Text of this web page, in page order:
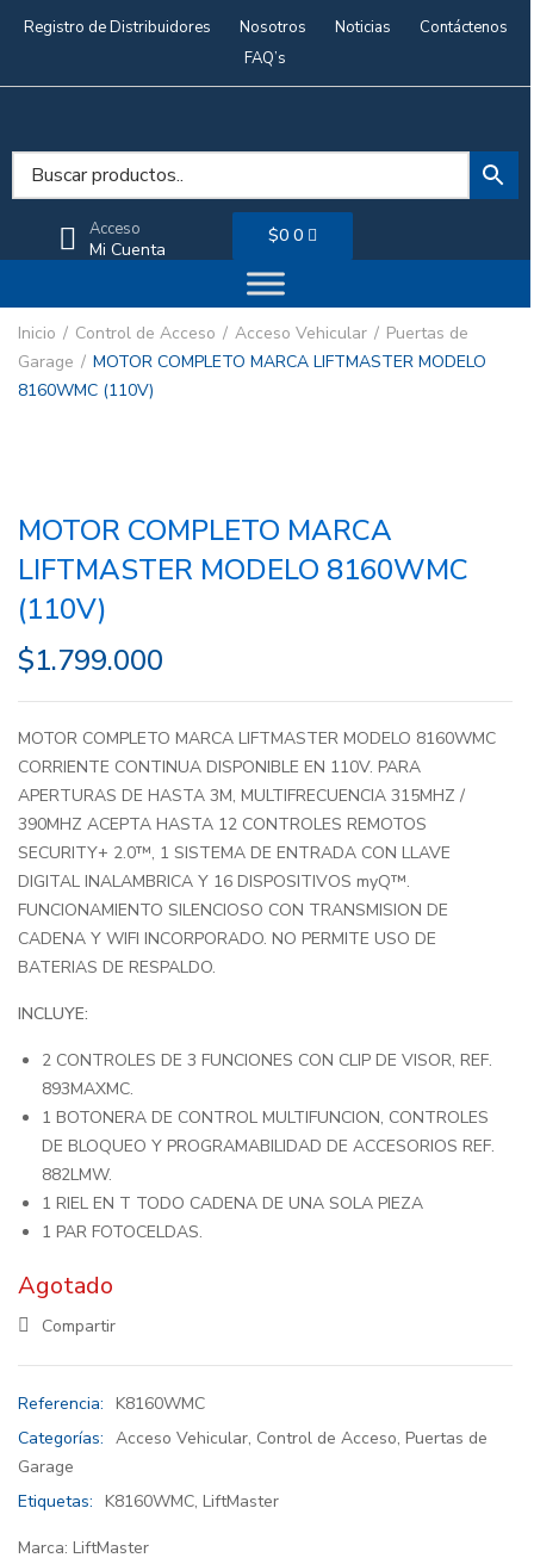
Registro de Distribuidores Nosotros Noticias
Contáctenos
FAQ’s
Acceso
Mi Cuenta
$0 0
Inicio Control de Acceso Acceso Vehicular
Puertas de
Garage
MOTOR COMPLETO MARCA LIFTMASTER MODELO
8160WMC (110V)
MOTOR COMPLETO MARCA
LIFTMASTER MODELO 8160WMC
(110V)
$1.799.000
MOTOR COMPLETO MARCA LIFTMASTER MODELO 8160WMC
CORRIENTE CONTINUA DISPONIBLE EN 110V. PARA
APERTURAS DE HASTA 3M, MULTIFRECUENCIA 315MHZ /
390MHZ ACEPTA HASTA 12 CONTROLES REMOTOS
SECURITY+ 2.0™, 1 SISTEMA DE ENTRADA CON LLAVE
DIGITAL INALAMBRICA Y 16 DISPOSITIVOS myQ™.
FUNCIONAMIENTO SILENCIOSO CON TRANSMISION DE
CADENA Y WIFI INCORPORADO. NO PERMITE USO DE
BATERIAS DE RESPALDO.
INCLUYE:
2 CONTROLES DE 3 FUNCIONES CON CLIP DE VISOR, REF.
893MAXMC.
1 BOTONERA DE CONTROL MULTIFUNCION, CONTROLES
DE BLOQUEO Y PROGRAMABILIDAD DE ACCESORIOS REF.
882LMW.
1 RIEL EN T TODO CADENA DE UNA SOLA PIEZA
1 PAR FOTOCELDAS.
Agotado
Compartir
Referencia: K8160WMC
Categorías: Acceso Vehicular, Control de Acceso, Puertas de
Garage
Etiquetas: K8160WMC, LiftMaster
Marca: LiftMaster